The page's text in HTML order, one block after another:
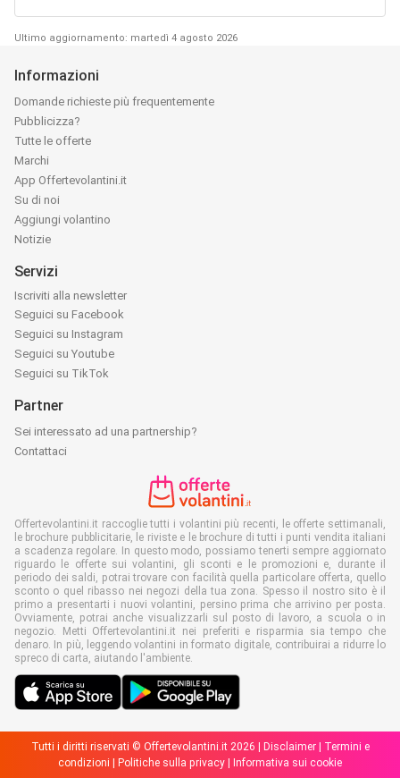
Ultimo aggiornamento: martedì 4 agosto 2026
Informazioni
Domande richieste più frequentemente
Pubblicizza?
Tutte le offerte
Marchi
App Offertevolantini.it
Su di noi
Aggiungi volantino
Notizie
Servizi
Iscriviti alla newsletter
Seguici su Facebook
Seguici su Instagram
Seguici su Youtube
Seguici su TikTok
Partner
Sei interessato ad una partnership?
Contattaci
Offertevolantini.it raccoglie tutti i volantini più recenti, le offerte settimanali,
le brochure pubblicitarie, le riviste e le brochure di tutti i punti vendita italiani
a scadenza regolare. In questo modo, possiamo tenerti sempre aggiornato
riguardo le offerte sui volantini, gli sconti e le promozioni e, durante il
periodo dei saldi, potrai trovare con facilità quella particolare offerta, quello
sconto o quel ribasso nei negozi della tua zona. Spesso il nostro sito è il
primo a presentarti i nuovi volantini, persino prima che arrivino per posta.
Ovviamente, potrai anche visualizzarli sul posto di lavoro, a scuola o in
negozio. Metti Offertevolantini.it nei preferiti e risparmia sia tempo che
denaro. In più, leggendo volantini in formato digitale, contribuirai a ridurre lo
spreco di carta, aiutando l'ambiente.
Tutti i diritti riservati © Offertevolantini.it 2026 | Disclaimer|
Termini e
condizioni
Politiche sulla privacy Informativa sui cookie